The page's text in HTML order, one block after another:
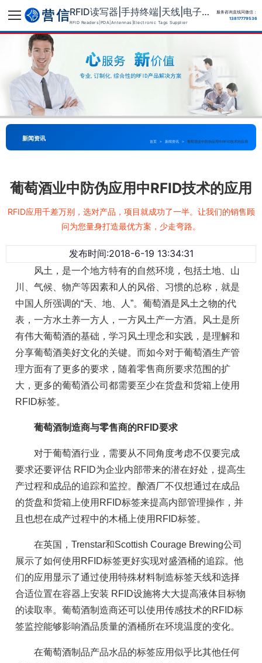
RFID读写器|手持终端|天线|电子标签供应商
RFID Readers|PDA|Antennas|Electronic Tags Supplier
服务咨询直线同微信：
13817779536
新闻资讯 首页 > 新闻资讯 > 葡萄酒业中防伪应用中RFID技术的应用
葡萄酒业中防伪应用中RFID技术的应用
RFID应用千差万别，选对产品，项目就成功了一半。让我们的销售顾
问为您量身打造最优方案，少走弯路。
发布时间:2018-6-19 13:34:31
风土，是一个地方特有的自然环境，包括土地、山
川、气候、物产等因素和人的风俗、习惯的总称，就是
中国人所强调的“天、地、人”。葡萄酒是风土之物的代
表，一方水土养一方人，一方风土产一方酒。风土是所
有伟大葡萄酒的基础，学习风土理念和实践，是理解和
分享葡萄酒美好文化的关键。而如今对于葡萄酒生产管
理方面有了更多的要求，随着零售商所要求范围的扩
大，更多的葡萄酒公司都需要至少在货盘和货箱上使用
RFID标签。
葡萄酒制造商与零售商的RFID要求
对于葡萄酒行业，需要从不同角度考虑不仅要完成
要求还要评估 RFID为企业内部带来的潜在好处，提高生
产过程和成品的追踪和监控。酿酒厂不仅想通过在成品
的货盘和货箱上使用RFID标签来提高内部管理操作，并
且也想在成产过程中的木桶上使用RFID标签。
在英国，Trenstar和Scottish Courage Brewing公司
展示了如何使用RFID标签更好实现对盛酒桶的追踪。他
们的应用显示了通过使用特殊材料制造标签天线和选择
合适位置在容器上安装 RFID设施将大大提高液体目标物
的读取率。葡萄酒制造商还可以使用传感技术的RFID标
签监控能够影响酒品质量的酒桶所在环境温度的变化。
在葡萄酒制品产品水品的标签应用似乎比其他任何